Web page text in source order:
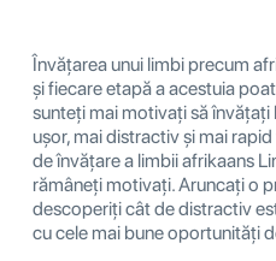
Învățarea unui limbi precum
și fiecare etapă a acestuia
sunteți mai motivați să
ușor, mai distractiv și mai
de învățare a limbii afrikaans
rămâneți motivați. Aruncați o
descoperiți cât de distractiv
cu cele mai bune oportunități